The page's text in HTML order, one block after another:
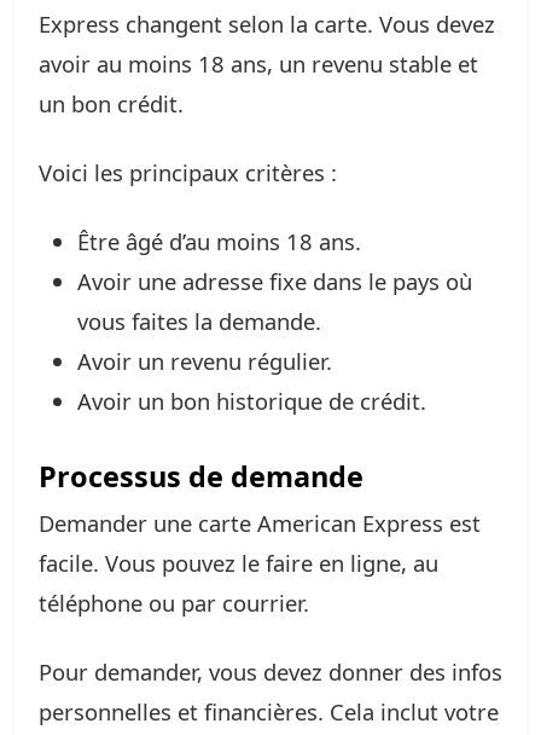
Express changent selon la carte. Vous devez
avoir au moins 18 ans, un revenu stable et
un bon crédit.
Voici les principaux critères :
Être âgé d’au moins 18 ans.
Avoir une adresse fixe dans le pays où
vous faites la demande.
Avoir un revenu régulier.
Avoir un bon historique de crédit.
Processus de demande
Demander une carte American Express est
facile. Vous pouvez le faire en ligne, au
téléphone ou par courrier.
Pour demander, vous devez donner des infos
personnelles et financières. Cela inclut votre